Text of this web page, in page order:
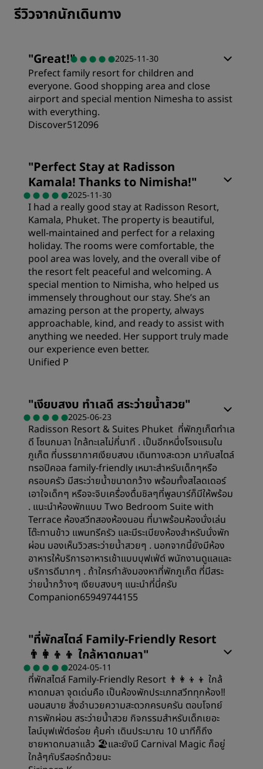
รีวิวจากนักเดินทาง
"Great!" 2025-11-30
Prefect family resort for children and
everyone. Good shopping area and close
airport and special mention Nimesha to assist
with everything.
Discover512096
ความคุ้มค่า
คุณภาพในการนอน
ตำแหน่งที่ตั้ง
สะอาด
การบริการ
"Perfect Stay at Radisson
Kamala! Thanks to Nimisha!"
2025-11-30
I had a really good stay at Radisson Resort,
Kamala, Phuket. The property is beautiful,
well-maintained and perfect for a relaxing
holiday. The rooms were comfortable, the
pool area was lovely, and the overall vibe of
the resort felt peaceful and welcoming. A
special mention to Nimisha, who helped us
immensely throughout our stay. She’s an
amazing person at the property, always
approachable, kind, and ready to assist with
anything we needed. Her support truly made
our experience even better.
Unified P
ความคุ้มค่า
คุณภาพในการนอน
ตำแหน่งที่ตั้ง
สะอาด
การบริการ
"เงียบสงบ ทำเลดี สระว่ายน้ำสวย"
2025-06-23
Radisson Resort & Suites Phuket ที่พักภูเก็ตทำเล
ดี โซนกมลา ใกล้ทะเลไม่กี่นาที . เป็นอีกหนึ่งโรงแรมใน
ภูเก็ต ที่บรรยากาศเงียบสงบ เดินทางสะดวก มากับสไตล์
ทรอปิคอล family-friendly เหมาะสำหรับเด็กๆหรือ
ครอบครัว มีสระว่ายน้ำขนาดกว้าง พร้อมทั้งสไลดเดอร์
เอาใจเด็กๆ หรือจะจิบเครื่องดื่มชิลๆที่พูลบาร์ก็มีให้พร้อม
. แนะนำห้องพักแบบ Two Bedroom Suite with
Terrace ห้องสวีทสองห้องนอน ที่มาพร้อมห้องนั่งเล่น
โต๊ะทานข้าว แพนทรีครัว และมีระเบียงห้องสำหรับนั่งพัก
ผ่อน มองเห็นวิวสระว่ายน้ำสวยๆ . นอกจากนี้ยังมีห้อง
อาหารให้บริการอาหารเช้าแบบบุฟเฟ่ต์ พนักงานดูแลและ
บริการดีมากๆ . ถ้าใครกำลังมองหาที่พักภูเก็ต ที่มีสระ
ว่ายน้ำกว้างๆ เงียบสงบๆ แนะนำที่นี่ครับ
Companion65949744155
"ที่พักสไตล์ Family-Friendly Resort
👨‍👩‍👦‍👦 ใกล้หาดกมลา"
2024-05-11
ที่พักสไตล์ Family-Friendly Resort 👨‍👩‍👦‍👦 ใกล้
หาดกมลา จุดเด่นคือ เป็นห้องพักประเภทสวีททุกห้อง‼️
นอนสบาย สิ่งอำนวยความสะดวกครบครัน ตอบโจทย์
การพักผ่อน สระว่ายน้ำสวย กิจกรรมสำหรับเด็กเยอะ
ไลน์บุฟเฟ่ต์อร่อย คุ้มค่า เดินประมาณ 10 นาทีก็ถึง
ชายหาดกมลาแล้ว 🏖และยังมี Carnival Magic ก็อยู่
ใกล้ๆกับรีสอร์ทด้วยนะ